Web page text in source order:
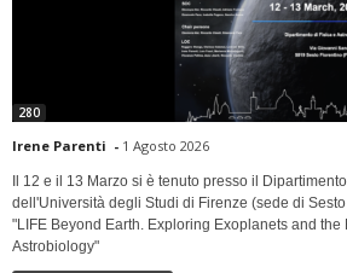
280
Irene Parenti - 1 Agosto 2026
Il 12 e il 13 Marzo si è tenuto presso il
dell'Università degli Studi di Firenze (sede di
"LIFE Beyond Earth. Exploring Exoplanets and the
Astrobiology"